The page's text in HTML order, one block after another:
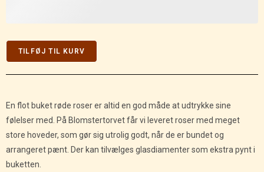
TILFØJ TIL KURV
En flot buket røde roser er altid en god måde at udtrykke sine
følelser med. På Blomstertorvet får vi leveret roser med meget
store hoveder, som gør sig utrolig godt, når de er bundet og
arrangeret pænt. Der kan tilvælges glasdiamenter som ekstra pynt i
buketten.